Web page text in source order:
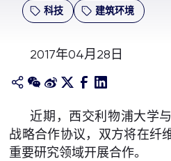
关于我们
科技 建筑环境
2017年04月28日
近期，西交利物浦大学
战略合作协议，双方将在纤
重要研究领域开展合作。